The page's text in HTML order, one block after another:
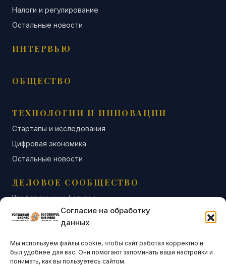
Согласие на обработку
данных
Мы используем файлы cookie, чтобы сайт работал корректно и
был удобнее для вас. Они помогают запоминать ваши настройки и
понимать, как вы пользуетесь сайтом.
Налоги и регулирование
Остальные новости
ИНТЕРВЬЮ
ОБЩЕСТВО
ТЕХНОЛОГИИ И ИННОВАЦИИ
Стартапы и исследования
Цифровая экономика
Остальные новости
ДЕЛОВОЕ СООБЩЕСТВО
Конференции и форумы
Бизнес-клубы и ассоциации
Остальные новости
АНАЛИТИКА И СТАТИСТИКА